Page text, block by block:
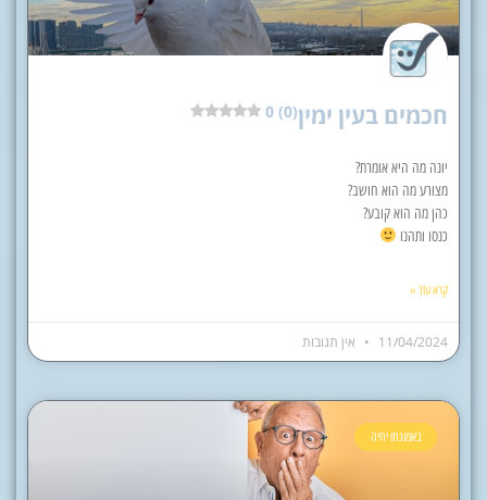
חכמים בעין ימין0 (0)
יונה מה היא אומרת?
מצורע מה הוא חושב?
כהן מה הוא קובע?
כנסו ותהנו
קרא עוד »
11/04/2024 אין תגובות
באמונתו יחיה